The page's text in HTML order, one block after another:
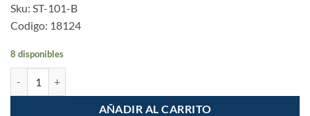
Sku: ST-101-B
Codigo: 18124
8 disponibles
AÑADIR AL CARRITO